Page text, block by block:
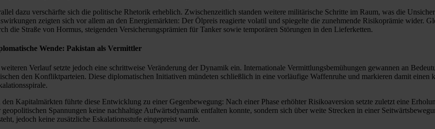
dazu verschärfte sich die politische Rhetorik erheblich. Zwischenzeitlich standen weitere militärische Schritte im Raum, was die
zeigten sich vor allem an den Energiemärkten: Der Ölpreis reagierte volatil und spiegelte die zunehmende Risikoprämie wider.
die Straße von Hormus, steigenden Versicherungsprämien für Tanker sowie temporären Störungen in den Lieferketten.
Wende: Pakistan als Vermittler
Verlauf setzte jedoch eine schrittweise Veränderung der Dynamik ein. Internationale Vermittlungsbemühungen gewannen an
den Konfliktparteien. Diese diplomatischen Initiativen mündeten schließlich in eine vorläufige Waffenruhe und markieren damit einen
Kapitalmärkten führte diese Entwicklung zu einer Gegenbewegung: Nach einer Phase erhöhter Risikoaversion setzte zuletzt eine
geopolitischen Spannungen keine nachhaltige Aufwärtsdynamik entfalten konnte, sondern sich über weite Strecken in einer
jedoch keine zusätzliche Eskalationsstufe eingepreist wurde.